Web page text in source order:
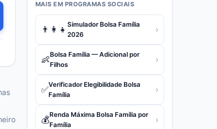
MAIS EM PROGRAMAS SOCIAIS
👨‍👩‍👧 Simulador Bolsa Família
2026
›
👶Bolsa Família — Adicional por
Filhos
›
✅Verificador Elegibilidade Bolsa
Família
›
💰Renda Máxima Bolsa Família por
Família
›